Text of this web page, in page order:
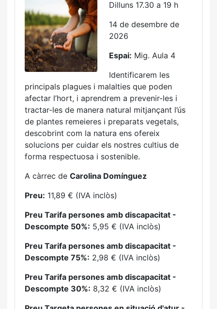
Dilluns 17.30 a 19 h
14 de desembre de
2026
Espai: Mig. Aula 4
Identificarem les
principals plagues i malalties que poden
afectar l’hort, i aprendrem a prevenir-les i
tractar-les de manera natural mitjançant l’ús
de plantes remeieres i preparats vegetals,
descobrint com la natura ens ofereix
solucions per cuidar els nostres cultius de
forma respectuosa i sostenible.
A càrrec de Carolina Domínguez
Preu: 11,89 € (IVA inclòs)
Preu Tarifa persones amb discapacitat -
Descompte 50%: 5,95 € (IVA inclòs)
Preu Tarifa persones amb discapacitat -
Descompte 75%: 2,98 € (IVA inclòs)
Preu Tarifa persones amb discapacitat -
Descompte 30%: 8,32 € (IVA inclòs)